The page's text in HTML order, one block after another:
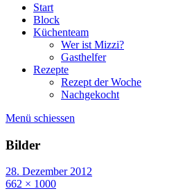
Start
Block
Küchenteam
Wer ist Mizzi?
Gasthelfer
Rezepte
Rezept der Woche
Nachgekocht
Menü schiessen
Bilder
28. Dezember 2012
662 × 1000